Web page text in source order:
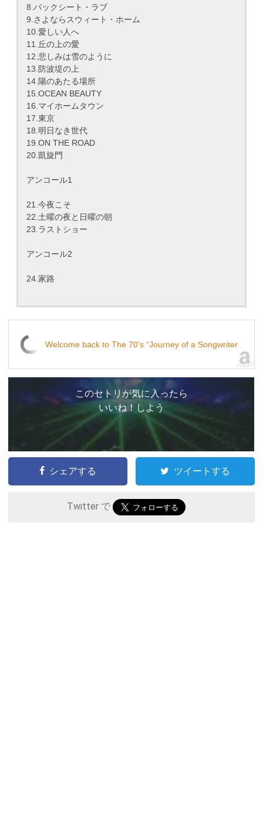
8.バックシート・ラブ
9.さよならスウィート・ホーム
10.愛しい人へ
11.丘の上の愛
12.悲しみは雪のように
13.防波堤の上
14.陽のあたる場所
15.OCEAN BEAUTY
16.マイホームタウン
17.東京
18.明日なき世代
19.ON THE ROAD
20.凱旋門
アンコール1
21.今夜こそ
22.土曜の夜と日曜の朝
23.ラストショー
アンコール2
24.家路
Welcome back to The 70's “Journey of a Songwriter
このセトリが気に入ったら
いいね！しよう
シェアする ツイートする
Twitter で